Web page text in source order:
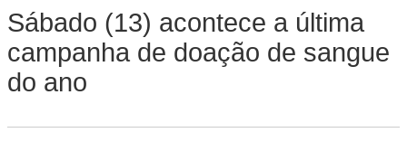
Sábado (13) acontece a última
campanha de doação de sangue
do ano